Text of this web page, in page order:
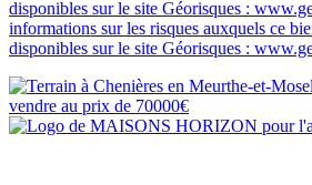
disponibles sur le site Géorisques :
informations sur les risques auxquels ce
disponibles sur le site Géorisques :